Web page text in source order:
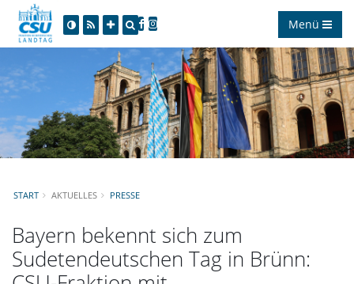
Menü
START AKTUELLES PRESSE
Bayern bekennt sich zum
Sudetendeutschen Tag in Brünn: